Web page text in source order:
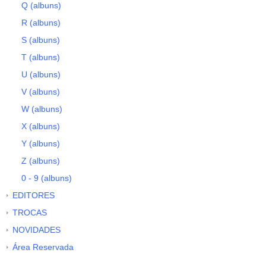
Q (albuns)
R (albuns)
S (albuns)
T (albuns)
U (albuns)
V (albuns)
W (albuns)
X (albuns)
Y (albuns)
Z (albuns)
0 - 9 (albuns)
EDITORES
TROCAS
NOVIDADES
Área Reservada